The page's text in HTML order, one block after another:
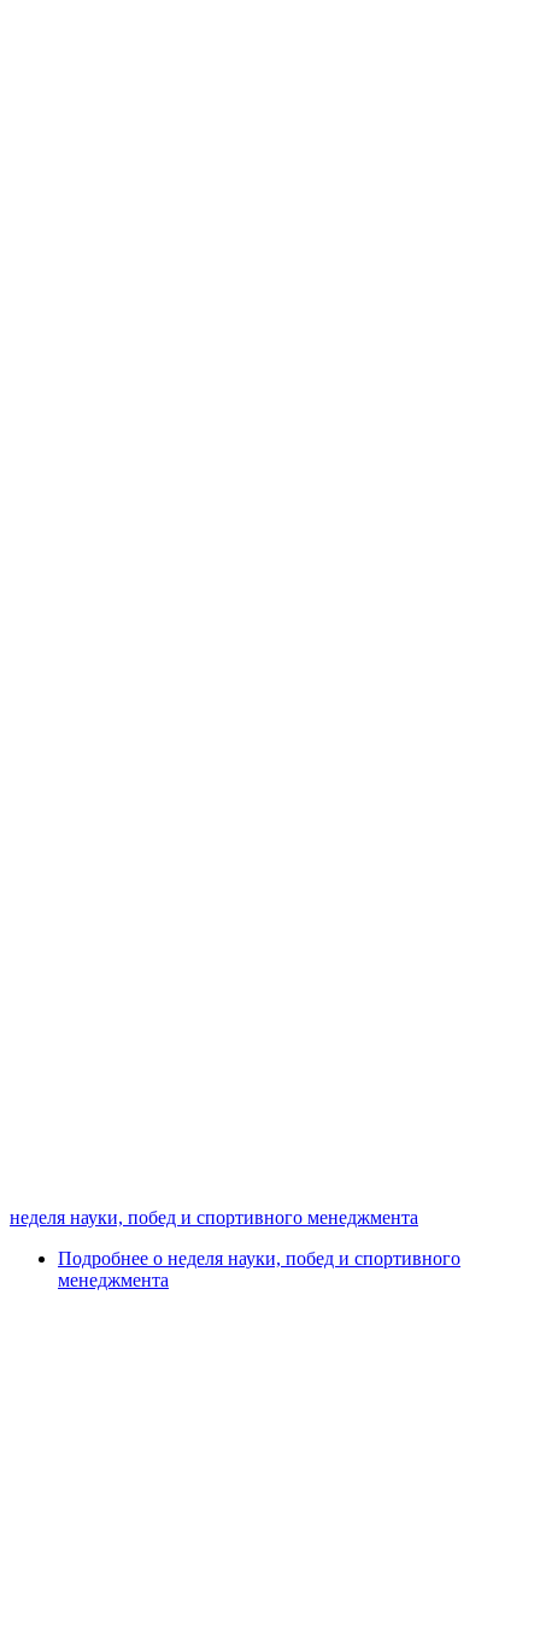
неделя науки, побед и спортивного менеджмента
Подробнее о неделя науки, побед и спортивного
менеджмента